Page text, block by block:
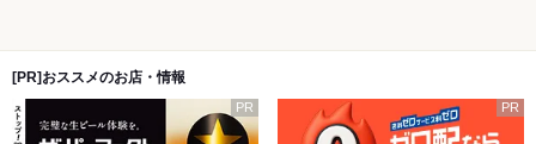
[PR]おススメのお店・情報
PR PR